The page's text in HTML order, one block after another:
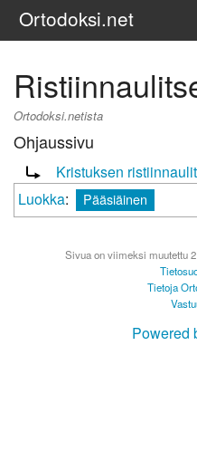
Ortodoksi.net
Ortodoksi.netista
Ohjaussivu
Ohjaus sivulle:
Kristuksen
Luokka: Pääsiäinen
Sivua on viimeksi muutettu
Tietoja
Powered